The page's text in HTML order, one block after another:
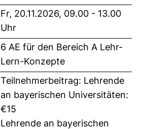
Fr, 20.11.2026, 09.00 - 13.00
Uhr
6 AE für den Bereich A Lehr-
Lern-Konzepte
Teilnehmerbeitrag: Lehrende
an bayerischen Universitäten:
€15
Lehrende an bayerischen